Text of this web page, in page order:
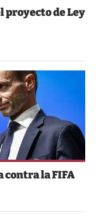
proyecto de Ley
contra la FIFA